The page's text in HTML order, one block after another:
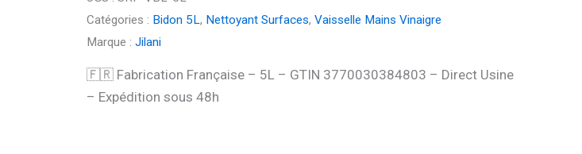
Catégories : Bidon 5L, Nettoyant Surfaces, Vaisselle Mains Vinaigre
Marque : Jilani
🇫🇷 Fabrication Française – 5L – GTIN 3770030384803 – Direct Usine
– Expédition sous 48h